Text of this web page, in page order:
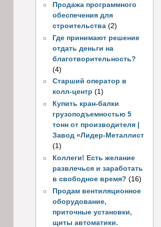
Продажа программного
обеспечения для
строительства (2)
Где принимают решение
отдать деньги на
благотворительность?
(4)
Старший оператор в
колл-центр (1)
Купить кран-балки
грузоподъемностью 5
тонн от производителя |
Завод «Лидер-Металлист
(1)
Коллеги! Есть желание
развлечься и заработать
в свободное время? (16)
Продам вентиляционное
оборудование,
приточные установки,
щиты автоматики.